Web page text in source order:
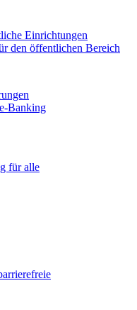
Einrichtungen
den öffentlichen Bereich
Banking
für alle